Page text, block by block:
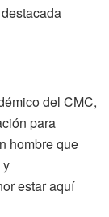
del CMC,
para
hombre que
y
estar aquí